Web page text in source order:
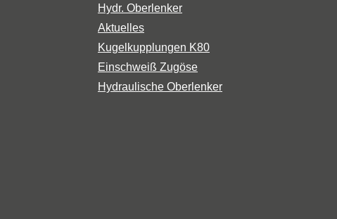
Hydr. Oberlenker
Aktuelles
Kugelkupplungen K80
Einschweiß Zugöse
Hydraulische Oberlenker